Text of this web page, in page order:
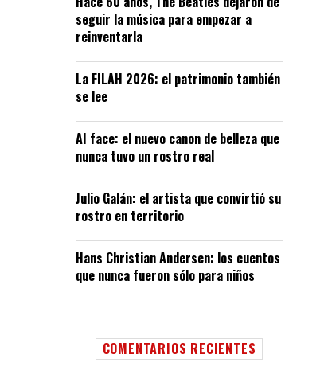
seguir la música para empezar a
reinventarla
La FILAH 2026: el patrimonio también
se lee
AI face: el nuevo canon de belleza que
nunca tuvo un rostro real
Julio Galán: el artista que convirtió su
rostro en territorio
Hans Christian Andersen: los cuentos
que nunca fueron sólo para niños
COMENTARIOS RECIENTES